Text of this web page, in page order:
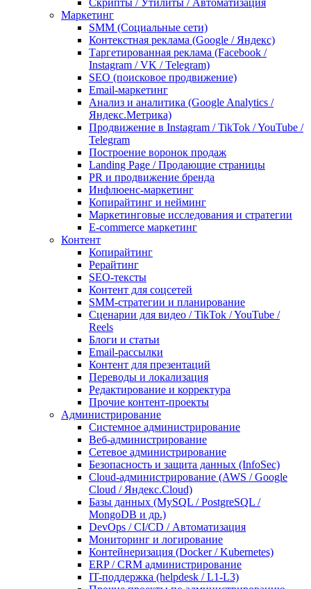
Скрипты / Утилиты / Автоматизация
Маркетинг
SMM (Социальные сети)
Контекстная реклама (Google / Яндекс)
Таргетированная реклама (Facebook /
Instagram / VK / Telegram)
SEO (поисковое продвижение)
Email-маркетинг
Анализ и аналитика (Google Analytics /
Яндекс.Метрика)
Продвижение в Instagram / TikTok / YouTube /
Telegram
Построение воронок продаж
Landing Page / Продающие страницы
PR и продвижение бренда
Инфлюенс-маркетинг
Копирайтинг и нейминг
Маркетинговые исследования и стратегии
E-commerce маркетинг
Контент
Копирайтинг
Рерайтинг
SEO-тексты
Контент для соцсетей
SMM-стратегии и планирование
Сценарии для видео / TikTok / YouTube /
Reels
Блоги и статьи
Email-рассылки
Контент для презентаций
Переводы и локализация
Редактирование и корректура
Прочие контент-проекты
Администрирование
Системное администрирование
Веб-администрирование
Сетевое администрирование
Безопасность и защита данных (InfoSec)
Cloud-администрирование (AWS / Google
Cloud / Яндекс.Cloud)
Базы данных (MySQL / PostgreSQL /
MongoDB и др.)
DevOps / CI/CD / Автоматизация
Мониторинг и логирование
Контейнеризация (Docker / Kubernetes)
ERP / CRM администрирование
IT-поддержка (helpdesk / L1-L3)